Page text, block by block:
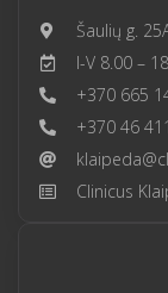
Šaulių g.
I-V 8.00 –
+370 665
+370 46
Clinicus